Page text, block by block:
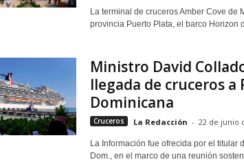
La terminal de cruceros Amber Cove de
provincia Puerto Plata, el barco Horizon
Ministro David
llegada de cruceros a
Dominicana
Cruceros La Redacción - 22 de junio
La Información fue ofrecida por el titular
Dom., en el marco de una reunión